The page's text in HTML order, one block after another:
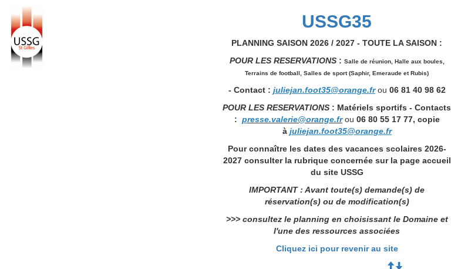
USSG35
PLANNING SAISON 2026 / 2027 - TOUTE LA SAISON :
POUR LES RESERVATIONS: Salle de réunion, Halle aux boules,
Terrains de football, Salles de sport (Saphir, Emeraude et Rubis)
- Contact : juliejan.foot35@orange.frou 06 81 40 98 62
POUR LES RESERVATIONS : Matériels sportifs - Contacts
: presse.valerie@orange.frou 06 80 55 17 77, copie
à juliejan.foot35@orange.fr
Pour connaître les dates des vacances scolaires 2026-
2027 consulter la rubrique concernée sur la page accueil
du site USSG
IMPORTANT : Avant toute(s) demande(s) de
réservation(s) ou de modification(s)
>>> consultez le planning en choisissant le Domaine et
l'une des ressources associées
Cliquez ici pour revenir au site